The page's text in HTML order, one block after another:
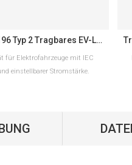
Workersbee IEC 62196 Typ 2 Tragbares EV-Ladegerät mit einstellbarem Strom
für Elektrofahrzeuge mit IEC
einstellbarer Stromstärke.
LESEN